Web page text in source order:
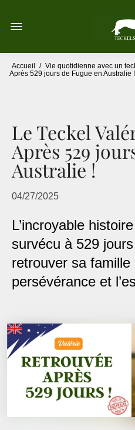
Accueil / Vie quotidienne avec un
Après 529 jours de Fugue en Australie !
Le Teckel
Après 529
Australie !
04/27/2025
L’incroyable
survécu à 529
retrouver sa famille
persévérance et